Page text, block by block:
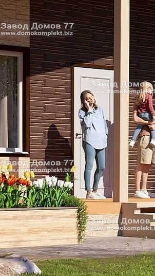
обвязку фундамента, пиломатериал
Обвязка
Пиломатериал на обвязку
Крепёж и метизы
Весь крепёж и все метизы
Узнать цену домокомплекта